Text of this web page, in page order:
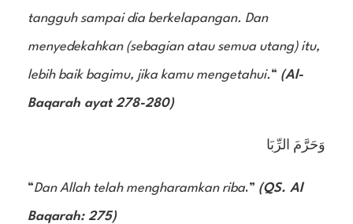
tangguh sampai dia berkelapangan. Dan
menyedekahkan (sebagian atau semua utang) itu,
lebih baik bagimu, jika kamu mengetahui.“ (Al-
Baqarah ayat 278-280)
وَحَرَّمَ الرِّبَا
“Dan Allah telah mengharamkan riba.” (QS. Al
Baqarah: 275)